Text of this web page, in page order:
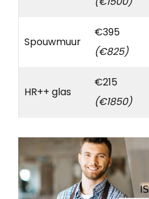
Spouwmuur
€395
(€825)
HR++ glas
€215
(€1850)